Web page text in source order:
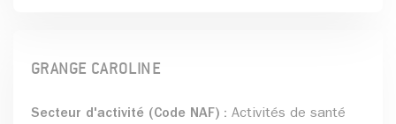
GRANGE CAROLINE
Secteur d'activité (Code NAF) : Activités de santé